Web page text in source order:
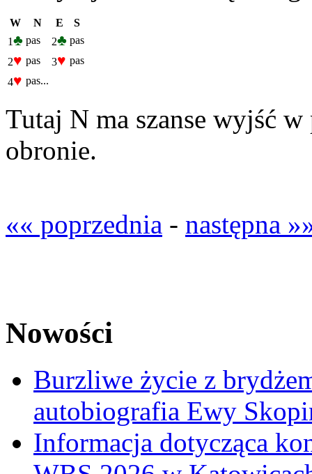
W N E
S
1♣ pas 2♣ pas
2♥ pas 3♥ pas
4♥ pas...
Tutaj N ma szanse wyjść
obronie.
«« poprzednia - następna
Nowości
Burzliwe życie z
autobiografia Ewy
Informacja dotycząca